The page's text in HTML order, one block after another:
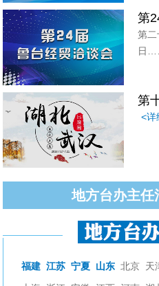
第
第二
日
第
<详
地方台办主任
福建 江苏 宁夏 山东 北京 天